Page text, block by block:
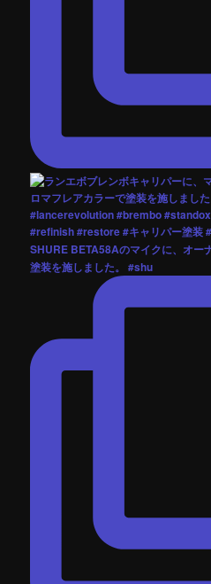
SHURE BETA58Aのマイクに、オー
塗装を施しました。 #shu